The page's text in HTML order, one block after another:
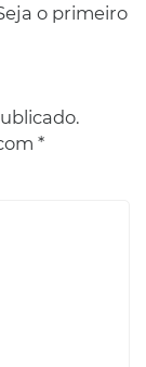
o primeiro
*